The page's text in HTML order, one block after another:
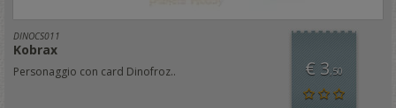
DINOCS011
Kobrax
Personaggio con card Dinofroz.. € 3,50